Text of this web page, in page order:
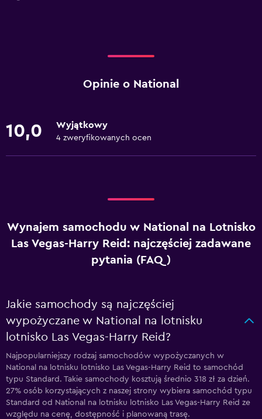
Opinie o National
10,0 Wyjątkowy
4 zweryfikowanych ocen
Wynajem samochodu w National na Lotnisko
Las Vegas-Harry Reid: najczęściej zadawane
pytania (FAQ)
Jakie samochody są najczęściej
wypożyczane w National na lotnisku
lotnisko Las Vegas-Harry Reid?
Najpopularniejszy rodzaj samochodów wypożyczanych w
National na lotnisku lotnisko Las Vegas-Harry Reid to samochód
typu Standard. Takie samochody kosztują średnio 318 zł za dzień.
27% osób korzystających z naszej strony wybiera samochód typu
Standard od National na lotnisku lotnisko Las Vegas-Harry Reid ze
względu na cenę, dostępność i planowaną trasę.